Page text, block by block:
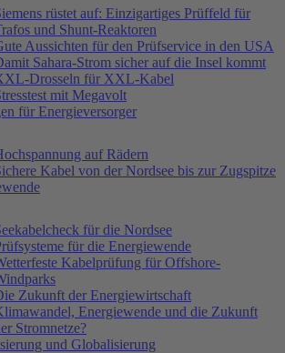
rüstet auf: Einzigartiges Prüffeld für
und Shunt-Reaktoren
Aussichten für den Prüfservice in den USA
Sahara-Strom sicher auf die Insel kommt
Drosseln für XXL-Kabel
mit Megavolt
für Energieversorger
auf Rädern
Kabel von der Nordsee bis zur Zugspitze
für die Nordsee
für die Energiewende
Kabelprüfung für Offshore-
Zukunft der Energiewirtschaft
Energiewende und die Zukunft
Stromnetze?
und Globalisierung